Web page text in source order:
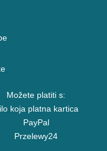
Možete platiti s:
koja platna kartica
PayPal
Przelewy24